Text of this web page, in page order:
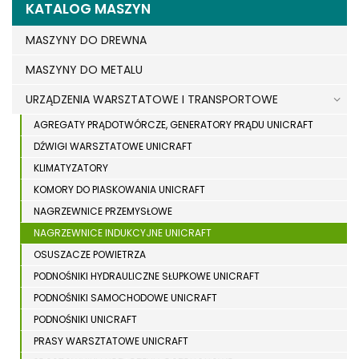
KATALOG MASZYN
MASZYNY DO DREWNA
MASZYNY DO METALU
URZĄDZENIA WARSZTATOWE I TRANSPORTOWE
AGREGATY PRĄDOTWÓRCZE, GENERATORY PRĄDU UNICRAFT
DŹWIGI WARSZTATOWE UNICRAFT
KLIMATYZATORY
KOMORY DO PIASKOWANIA UNICRAFT
NAGRZEWNICE PRZEMYSŁOWE
NAGRZEWNICE INDUKCYJNE UNICRAFT
OSUSZACZE POWIETRZA
PODNOŚNIKI HYDRAULICZNE SŁUPKOWE UNICRAFT
PODNOŚNIKI SAMOCHODOWE UNICRAFT
PODNOŚNIKI UNICRAFT
PRASY WARSZTATOWE UNICRAFT